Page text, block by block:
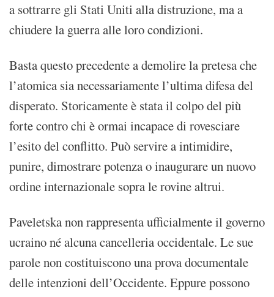
a sottrarre gli Stati Uniti alla distruzione, ma a
chiudere la guerra alle loro condizioni.
Basta questo precedente a demolire la pretesa che
l’atomica sia necessariamente l’ultima difesa del
disperato. Storicamente è stata il colpo del più
forte contro chi è ormai incapace di rovesciare
l’esito del conflitto. Può servire a intimidire,
punire, dimostrare potenza o inaugurare un nuovo
ordine internazionale sopra le rovine altrui.
Paveletska non rappresenta ufficialmente il governo
ucraino né alcuna cancelleria occidentale. Le sue
parole non costituiscono una prova documentale
delle intenzioni dell’Occidente. Eppure possono